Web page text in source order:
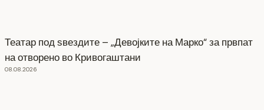
Театар под ѕвездите – „Девојките на Марко“ за првпат
на отворено во Кривогаштани
08.08.2026